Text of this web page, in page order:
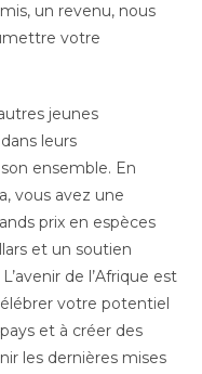
un revenu, nous
votre
jeunes
leurs
ensemble. En
vous avez une
prix en espèces
et un soutien
de l’Afrique est
votre potentiel
et à créer des
les dernières mises